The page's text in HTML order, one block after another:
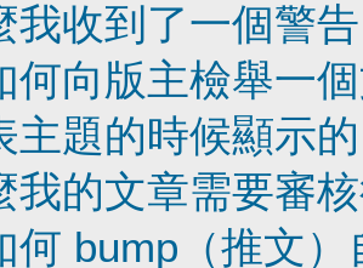
我收到了一個警
何向版主檢舉一
主題的時候顯示
我的文章需要審
何 bump（推文